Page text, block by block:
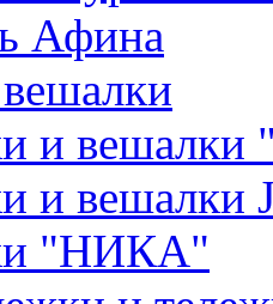
Афина
и вешалки
и вешалки
"НИКА"